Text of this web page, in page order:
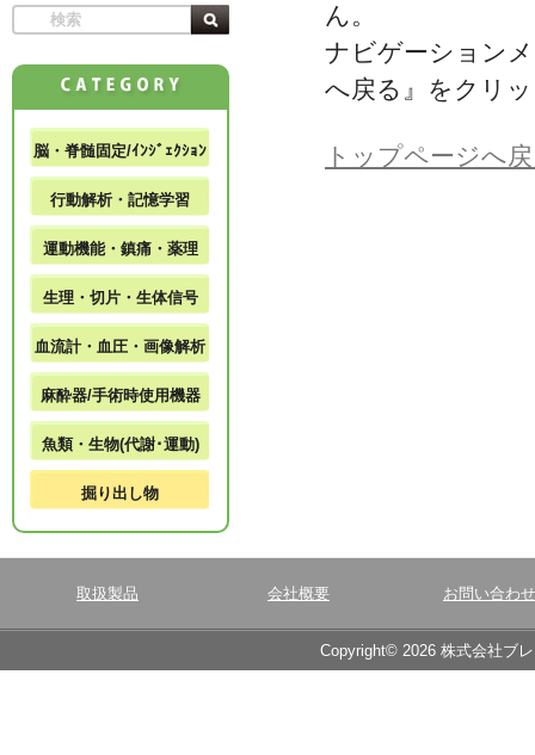
ん。
ナビゲーション
へ戻る』をクリ
トップページへ
脳・脊髄固定/ｲﾝｼﾞｪｸｼｮﾝ
行動解析・記憶学習
運動機能・鎮痛・薬理
生理・切片・生体信号
血流計・血圧・画像解析
麻酔器/手術時使用機器
魚類・生物(代謝･運動)
掘り出し物
取扱製品 会社概要 お問い合わせ
Copyright© 2026 株式会社ブ